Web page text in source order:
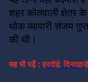
शहर कोतवाली क्षेत्र
थोक व्यापारी संजय
की थी।
यह भी पढ़ें :हरदोई: